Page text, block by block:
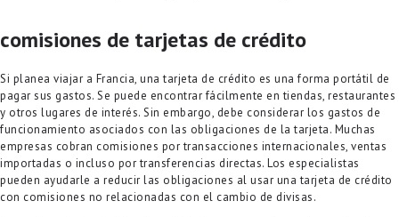
comisiones de tarjetas de crédito
Si planea viajar a Francia, una tarjeta de crédito es una forma portátil de
pagar sus gastos. Se puede encontrar fácilmente en tiendas, restaurantes
y otros lugares de interés. Sin embargo, debe considerar los gastos de
funcionamiento asociados con las obligaciones de la tarjeta. Muchas
empresas cobran comisiones por transacciones internacionales, ventas
importadas o incluso por transferencias directas. Los especialistas
pueden ayudarle a reducir las obligaciones al usar una tarjeta de crédito
con comisiones no relacionadas con el cambio de divisas.